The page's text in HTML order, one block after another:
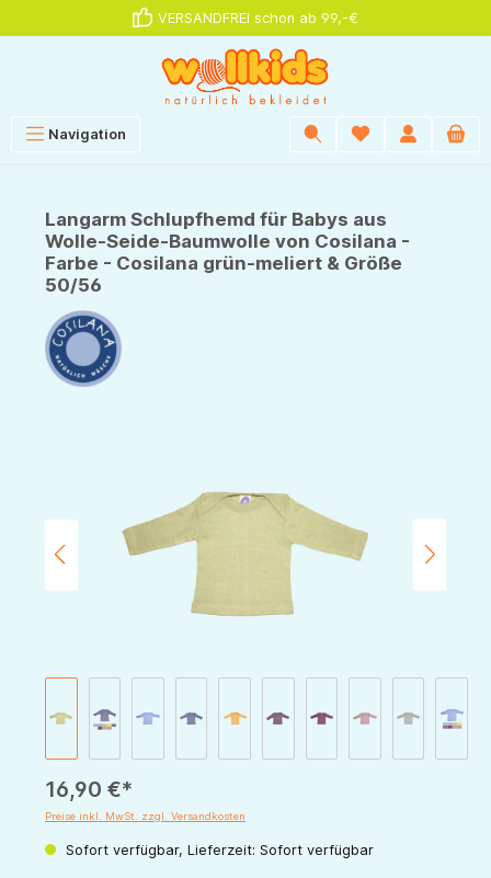
VERSANDFREI schon ab 99,-€
Navigation
Langarm Schlupfhemd für Babys aus
Wolle-Seide-Baumwolle von Cosilana -
Farbe - Cosilana grün-meliert & Größe
50/56
16,90 €*
Preise inkl. MwSt. zzgl. Versandkosten
Sofort verfügbar, Lieferzeit: Sofort verfügbar